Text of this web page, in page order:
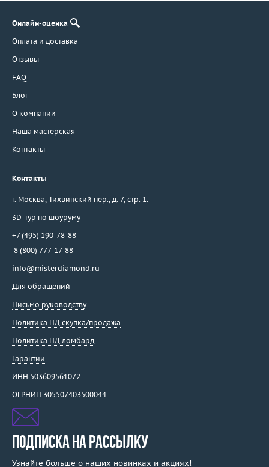
Онлайн-оценка
Оплата и доставка
Отзывы
FAQ
Блог
О компании
Наша мастерская
Контакты
Контакты
г. Москва, Тихвинский пер., д. 7, стр. 1.
3D-тур по шоуруму
+7 (495) 190-78-88
8 (800) 777-17-88
info@misterdiamond.ru
Для обращений
Письмо руководству
Политика ПД скупка/продажа
Политика ПД ломбард
Гарантии
ИНН 503609561072
ОГРНИП 305507403500044
ПОДПИСКА НА РАССЫЛКУ
Узнайте больше о наших новинках и акциях!